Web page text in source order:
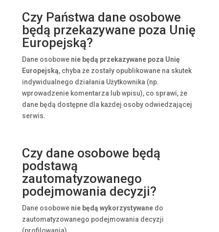
Czy Państwa dane osobowe
będą przekazywane poza Unię
Europejską?
Dane osobowe nie będą przekazywane poza Unię
Europejską, chyba że zostały opublikowane na skutek
indywidualnego działania Użytkownika (np.
wprowadzenie komentarza lub wpisu), co sprawi, że
dane będą dostępne dla każdej osoby odwiedzającej
serwis.
Czy dane osobowe będą
podstawą
zautomatyzowanego
podejmowania decyzji?
Dane osobowe nie będą wykorzystywane do
zautomatyzowanego podejmowania decyzji
(profilowania).